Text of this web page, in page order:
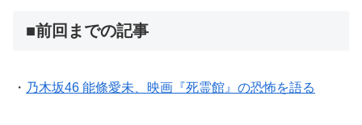
■前回までの記事
・ 乃木坂46 能條愛未、映画『死霊館』の恐怖を語る